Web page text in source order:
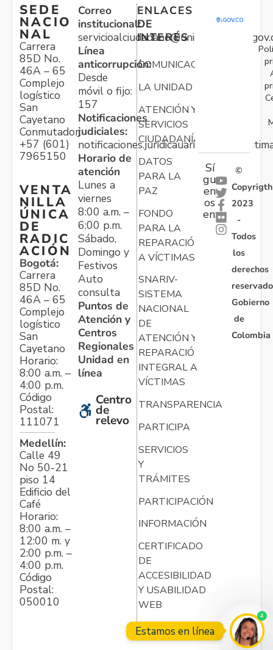
SEDE
NACIO
NAL
Carrera
85D No.
46A – 65
Complejo
logístico
San
Cayetano
Conmutador:
+57 (601)
7965150
VENTA
NILLA
ÚNICA
DE
RADIC
ACIÓN
Bogotá:
Carrera
85D No.
46A – 65
Complejo
logístico
San
Cayetano
Horario:
8:00 a.m. –
4:00 p.m.
Código
Postal:
111071
Medellín:
Calle 49
No 50-21
piso 14
Edificio del
Café
Horario:
8:00 a.m. –
12:00 m. y
2:00 p.m. –
4:00 p.m.
Código
Postal:
050010
Correo
institucional:
Línea
anticorrupción:
Desde
móvil o fijo:
157
Notificaciones
judiciales:
Horario de
atención
Lunes a
viernes
8:00 a.m. –
6:00 p.m.
Sábado,
Domingo y
Festivos
Auto
consulta
Puntos de
Atención y
Centros
Regionales
Unidad en
línea
Centro
de
relevo
ENLACES
DE
INTERÉS
COMUNICACIONES
LA UNIDAD
ATENCIÓN Y
SERVICIOS
CIUDADANÍA
DATOS
PARA LA
PAZ
FONDO
PARA LA
REPARACIÓN
A VÍCTIMAS
SNARIV-
SISTEMA
NACIONAL
DE
ATENCIÓN Y
REPARACIÓN
INTEGRAL A
VÍCTIMAS
TRANSPARENCIA
PARTICIPA
SERVICIOS
Y
TRÁMITES
PARTICIPACIÓN
INFORMACIÓN
CERTIFICADO
DE
ACCESIBILIDAD
Y USABILIDAD
WEB
Sí
gu
en
os
en:
©
Copyrigth
2023
-
Todos
los
derechos
Gobierno
de
Colombia
Estamos en línea
4